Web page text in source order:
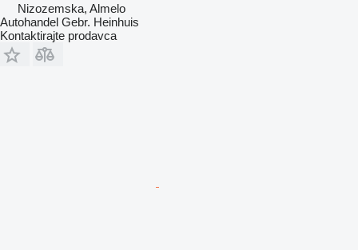
Nizozemska, Almelo
Autohandel Gebr. Heinhuis
Kontaktirajte prodavca